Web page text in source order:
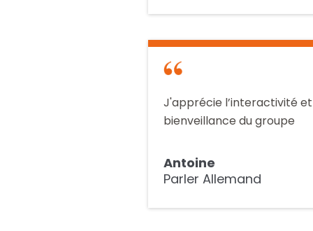
J'apprécie l’interactivité
bienveillance du groupe
Antoine
Parler Allemand